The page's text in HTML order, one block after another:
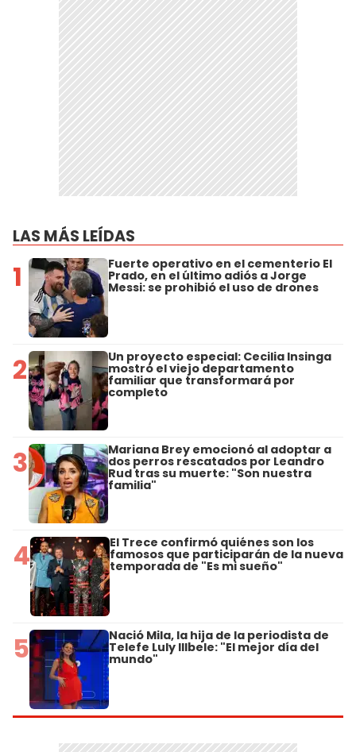
LAS MÁS LEÍDAS
1 Fuerte operativo en el cementerio El
Prado, en el último adiós a Jorge
Messi: se prohibió el uso de drones
2 Un proyecto especial: Cecilia Insinga
mostró el viejo departamento
familiar que transformará por
completo
3 Mariana Brey emocionó al adoptar a
dos perros rescatados por Leandro
Rud tras su muerte: "Son nuestra
familia"
4 El Trece confirmó quiénes son los
famosos que participarán de la nueva
temporada de "Es mi sueño"
5 Nació Mila, la hija de la periodista de
Telefe Luly Illbele: "El mejor día del
mundo"